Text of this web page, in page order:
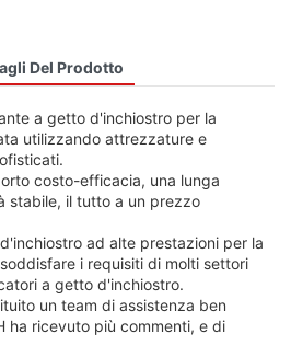
Del Prodotto
a getto d'inchiostro per la
utilizzando attrezzature e
costo-efficacia, una lunga
stabile, il tutto a un prezzo
ad alte prestazioni per la
i requisiti di molti settori
a getto d'inchiostro.
un team di assistenza ben
ha ricevuto più commenti, e di